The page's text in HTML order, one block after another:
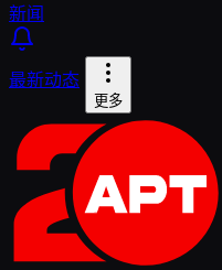
新闻
最新动态
更多